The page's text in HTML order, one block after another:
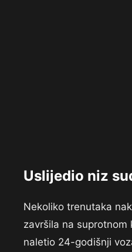
Uslijedio niz
Nekoliko trenutaka
završila na suprotnom
naletio 24-godišnji